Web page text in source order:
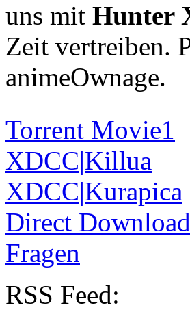
uns mit Hunter
Zeit vertreiben.
animeOwnage.
Torrent Movie1
XDCC|Killua
XDCC|Kurapica
Direct Download
Fragen
RSS Feed: